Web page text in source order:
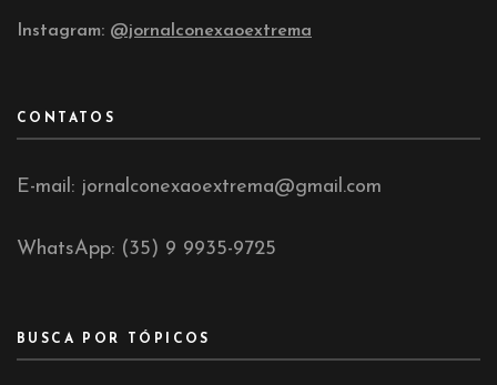
Instagram: @jornalconexaoextrema
CONTATOS
E-mail: jornalconexaoextrema@gmail.com
WhatsApp: (35) 9 9935-9725
BUSCA POR TÓPICOS